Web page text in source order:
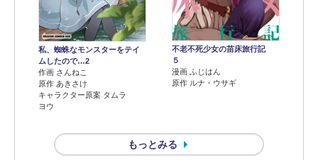
私、蜘蛛なモンスターをテイ
ムしたので…2
作画 さんねこ
原作 あきさけ
キャラクター原案 タムラ
ヨウ
不老不死少女の苗床旅行記
５
漫画 ふじはん
原作 ルナ・ウサギ
もっとみる